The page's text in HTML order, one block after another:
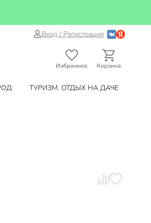
Вход / Регистрация
Избранное Корзина
ТУРИЗМ. ОТДЫХ НА ДАЧЕ